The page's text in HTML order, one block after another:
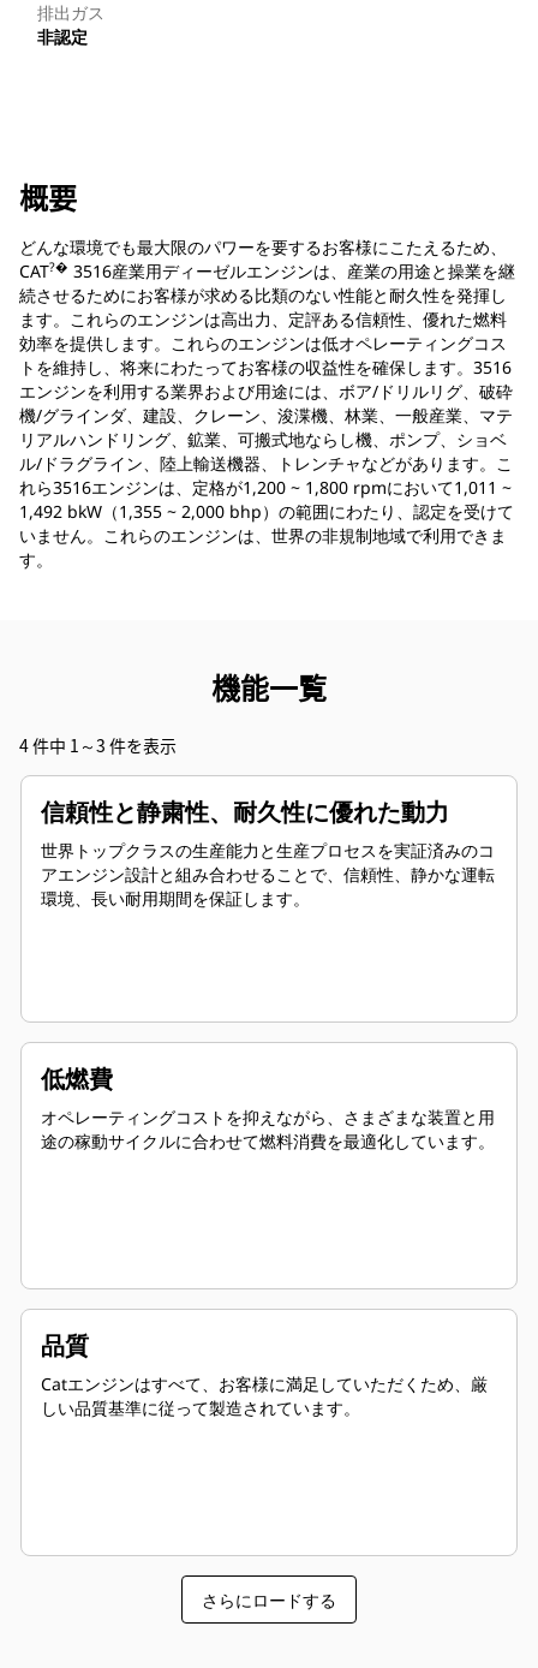
排出ガス
非認定
概要
どんな環境でも最大限のパワーを要するお客様にこたえるため、
CAT?� 3516産業用ディーゼルエンジンは、産業の用途と操業を継
続させるためにお客様が求める比類のない性能と耐久性を発揮し
ます。これらのエンジンは高出力、定評ある信頼性、優れた燃料
効率を提供します。これらのエンジンは低オペレーティングコス
トを維持し、将来にわたってお客様の収益性を確保します。3516
エンジンを利用する業界および用途には、ボア/ドリルリグ、破砕
機/グラインダ、建設、クレーン、浚渫機、林業、一般産業、マテ
リアルハンドリング、鉱業、可搬式地ならし機、ポンプ、ショベ
ル/ドラグライン、陸上輸送機器、トレンチャなどがあります。こ
れら3516エンジンは、定格が1,200 ~ 1,800 rpmにおいて1,011 ~
1,492 bkW（1,355 ~ 2,000 bhp）の範囲にわたり、認定を受けて
いません。これらのエンジンは、世界の非規制地域で利用できま
す。
機能一覧
4 件中 1～3 件を表示
信頼性と静粛性、耐久性に優れた動力
世界トップクラスの生産能力と生産プロセスを実証済みのコ
アエンジン設計と組み合わせることで、信頼性、静かな運転
環境、長い耐用期間を保証します。
低燃費
オペレーティングコストを抑えながら、さまざまな装置と用
途の稼動サイクルに合わせて燃料消費を最適化しています。
品質
Catエンジンはすべて、お客様に満足していただくため、厳
しい品質基準に従って製造されています。
さらにロードする